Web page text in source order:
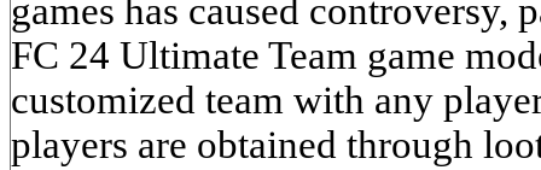
games has caused
FC 24 Ultimate Team game
customized team with any
players are obtained through